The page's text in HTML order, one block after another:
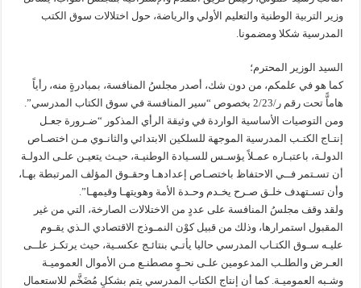
وزير التربية الوطنية والتعليم الأولي والرياضة، حول اختلالات سوق الكتب
المدرسية شكلا ومضمونا.
السيد الوزير المحترم؛
كما هو في علمكم، من دون شك، أصدر مجلسُ المنافسة، بمبادرةٍ منه، رأياً
هاماًّ تحت رقم ر/2/23 بخصوص “سير المنافسة في سوق الكتاب المدرسي”.
ومن التوصيات الأساسية الواردة في وثيقة الرأي المذكور “ضـرورة جعـل
إنتـاج الكتـب المدرسية الموجهة للسلكين الابتدائي والثانـوي مـن اختصـاص
الدولـة، باعتبـاره عمـلاً يؤسـس للسـيادة الوطنيـة، حيـث يتعيـن علـى الدولـة
أن تسـتمر فــي الاحتفاظ باختصـاص إعدادهـا وحقـوق المؤلف المرتبطة بهـا،
وأن تسـتهدف خلـق صـرح يخـدم وحـدة الأمة وهويتهـا وقيمهـا”.
ولقد وقف مجلسُ المنافسة على عددٍ من الاختلالات الصارخة، التي من غير
المقبول استمرارها، وذلك من قبيل كوْن النمـوذج الاقتصادي الـذي يقـوم
عليـه سـوق الكتـاب المدرسي حاليا يأتـي بنتائـج عكسـية، حيث يرتكـز علــى
العـرض والطلـب المدعومين علـى نحـوٍ مصطنـع مـن الأموال العموميـة
وشـبه العموميـة. كما أن إنتاج الكتاب المدرسي يتم بشكلٍ مُضَخَّم للاستعمال